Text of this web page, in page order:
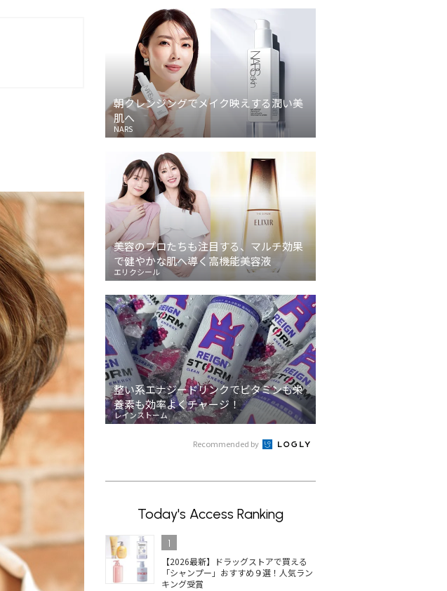
朝クレンジングでメイク映えする潤い美
肌へ
NARS
美容のプロたちも注目する、マルチ効果
で健やかな肌へ導く高機能美容液
エリクシール
整い系エナジードリンクでビタミンも栄
養素も効率よくチャージ！
レインストーム
Recommended by
Today's Access Ranking
1
【2026最新】ドラッグストアで買える
「シャンプー」おすすめ９選！人気ラン
キング受賞